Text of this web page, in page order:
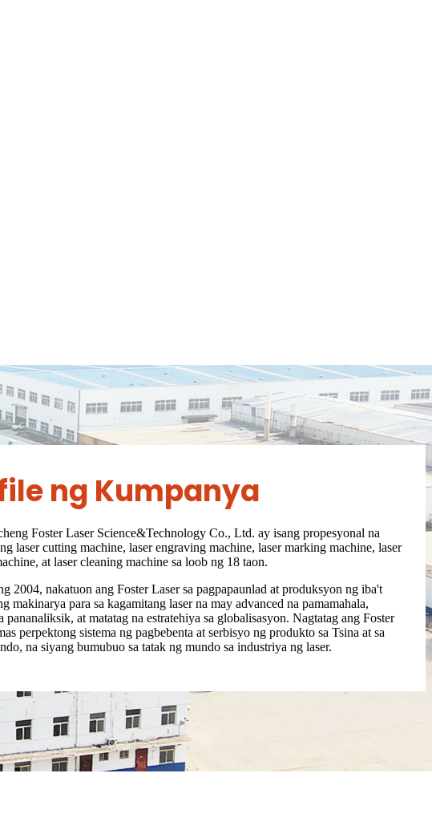
ng Kumpanya
Foster Laser Science&Technology Co., Ltd. ay isang propesyonal na
laser cutting machine, laser engraving machine, laser marking machine, laser
at laser cleaning machine sa loob ng 18 taon.
2004, nakatuon ang Foster Laser sa pagpapaunlad at produksyon ng iba't
makinarya para sa kagamitang laser na may advanced na pamamahala,
pananaliksik, at matatag na estratehiya sa globalisasyon. Nagtatag ang Foster
perpektong sistema ng pagbebenta at serbisyo ng produkto sa Tsina at sa
na siyang bumubuo sa tatak ng mundo sa industriya ng laser.